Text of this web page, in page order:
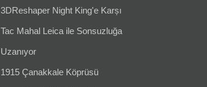
3DReshaper Night King'e Karșı
Tac Mahal Leica ile Sonsuzluğa
Uzanıyor
1915 Çanakkale Köprüsü